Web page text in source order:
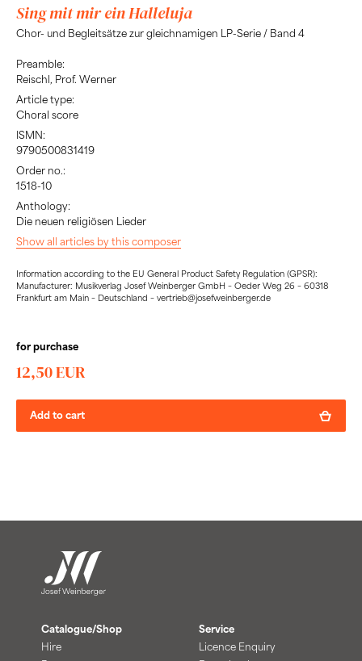
Sing mit mir ein Halleluja
Chor- und Begleitsätze zur gleichnamigen LP-Serie / Band 4
Preamble:
Reischl, Prof. Werner
Article type:
Choral score
ISMN:
9790500831419
Order no.:
1518-10
Anthology:
Die neuen religiösen Lieder
Show all articles by this composer
Information according to the EU General Product Safety Regulation (GPSR):
Manufacturer: Musikverlag Josef Weinberger GmbH – Oeder Weg 26 – 60318
Frankfurt am Main – Deutschland – vertrieb@josefweinberger.de
for purchase
12,50 EUR
Add to cart
Catalogue/Shop
Hire
Service
Licence Enquiry